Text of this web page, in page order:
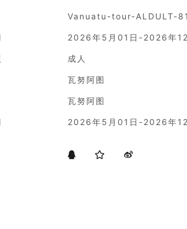
Vanuatu-tour-ALDULT-
2026年5月01日-2026年
成人
瓦努阿图
瓦努阿图
2026年5月01日-2026年